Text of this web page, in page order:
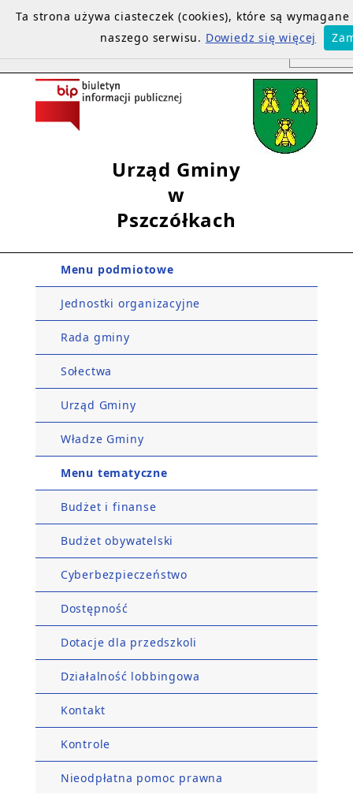
Urząd Gminy
w
Pszczółkach
Menu podmiotowe
Jednostki organizacyjne
Rada gminy
Sołectwa
Urząd Gminy
Władze Gminy
Menu tematyczne
Budżet i finanse
Budżet obywatelski
Cyberbezpieczeństwo
Dostępność
Dotacje dla przedszkoli
Działalność lobbingowa
Kontakt
Kontrole
Nieodpłatna pomoc prawna
Ta strona używa ciasteczek (cookies), które są
naszego serwisu. Dowiedz się więcej